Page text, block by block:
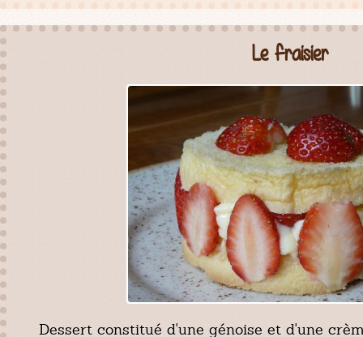
Le fraisier
Dessert constitué d'une génoise et d'une